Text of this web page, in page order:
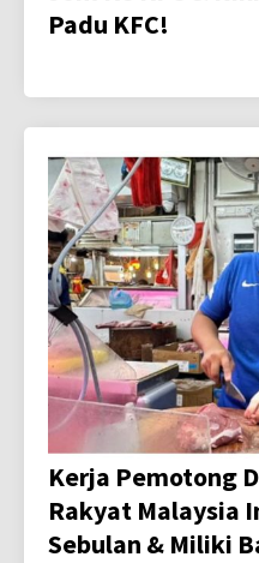
Padu KFC!
Kerja Pemotong
Rakyat Malaysia
Sebulan & Miliki